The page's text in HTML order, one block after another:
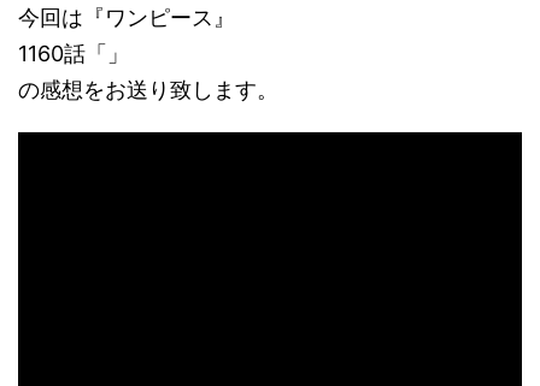
今回は『ワンピース』
1160話「」
の感想をお送り致します。